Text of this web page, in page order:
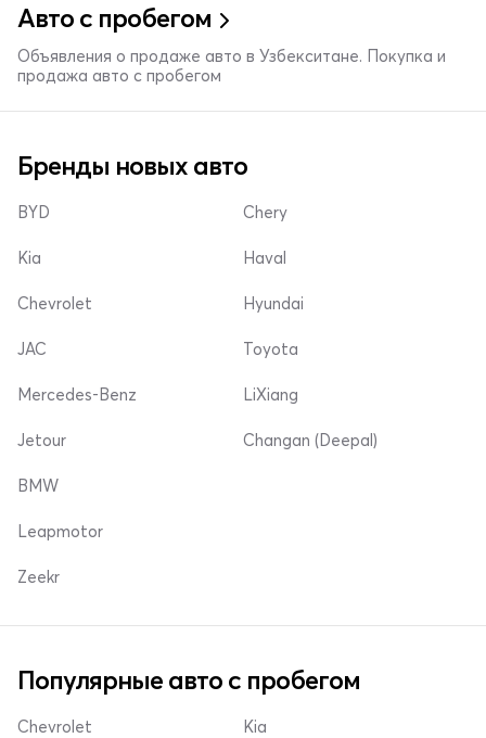
Авто с пробегом
Объявления о продаже авто в Узбекситане. Покупка и
продажа авто с пробегом
Бренды новых авто
BYD
Kia
Chevrolet
Chery
Haval
Hyundai
JAC
Mercedes-Benz
Jetour
Toyota
LiXiang
Changan (Deepal)
BMW
Leapmotor
Zeekr
Популярные авто с пробегом
Chevrolet Kia